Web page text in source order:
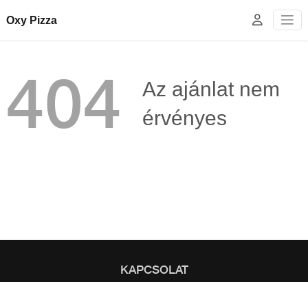
Oxy Pizza
404
Az ajánlat nem
érvényes
KAPCSOLAT